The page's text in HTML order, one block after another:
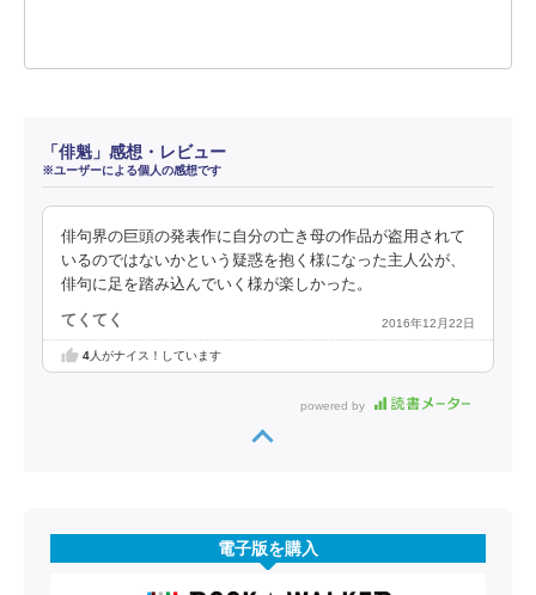
「俳魁」感想・レビュー
※ユーザーによる個人の感想です
俳句界の巨頭の発表作に自分の亡き母の作品が盗用されて
いるのではないかという疑惑を抱く様になった主人公が、
俳句に足を踏み込んでいく様が楽しかった。
てくてく 2016年12月22日
4人がナイス！しています
powered by
電子版を購入